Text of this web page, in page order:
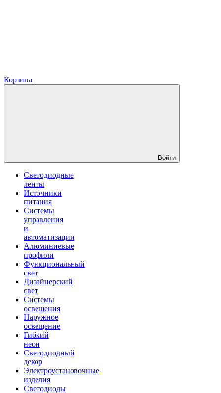
Корзина
Войти
Светодиодные
ленты
Источники
питания
Системы
управления
и
автоматизации
Алюминиевые
профили
Функциональный
свет
Дизайнерский
свет
Системы
освещения
Наружное
освещение
Гибкий
неон
Светодиодный
декор
Электроустановочные
изделия
Светодиоды